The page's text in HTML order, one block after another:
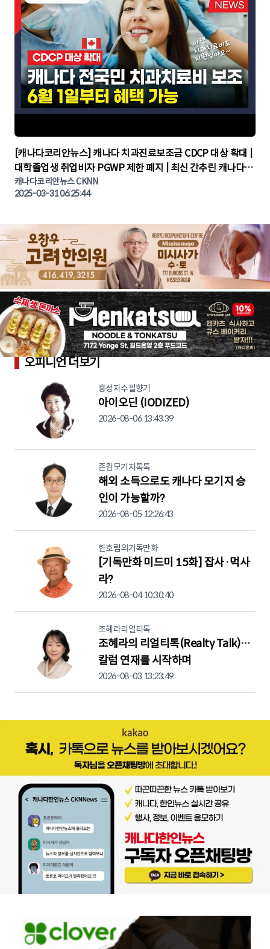
▶
[캐나다코리안뉴스] 캐나다 치과진료보조금 CDCP 대상 확대 |
대학졸업생 취업비자 PGWP 제한 폐지 | 최신 간추린 캐나다뉴
스 | CKNNEWS | 캐나다뉴스 | 토론토뉴스
캐나다코리안뉴스 CKNN
2025-03-31 06:25:44
오피니언 더보기
홍성자수필향기
아이오딘 (IODIZED)
2026-08-06 13:43:39
존킴모기지톡톡
해외 소득으로도 캐나다 모기지 승
인이 가능할까?
2026-08-05 12:26:43
한호림의기독만화
[기독만화 미드미 15화] 잡사·먹사
라?
2026-08-04 10:30:40
조혜라리얼티톡
조혜라의 리얼티톡(Realty Talk)…
칼럼 연재를 시작하며
2026-08-03 13:23:49